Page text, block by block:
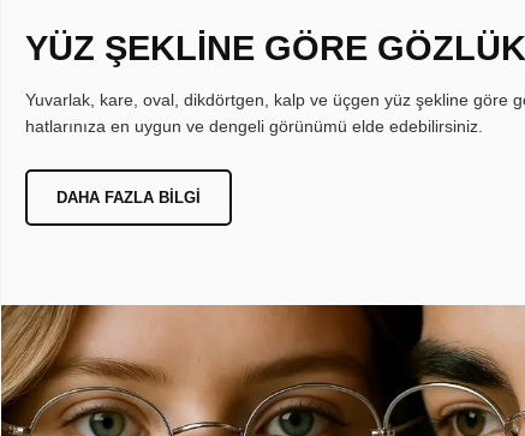
YÜZ ŞEKLİNE GÖRE
Yuvarlak, kare, oval, dikdörtgen, kalp ve üçgen yüz şekline göre
hatlarınıza en uygun ve dengeli görünümü elde edebilirsiniz.
DAHA FAZLA BILGI